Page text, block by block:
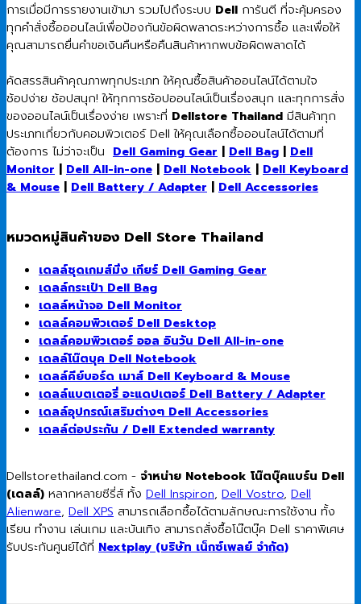
การเมื่อมีการรายงานเข้ามา รวมไปถึงระบบ Dell การันตี ที่จะคุ้มครอง
ทุกคำสั่งซื้อออนไลน์เพื่อป้องกันข้อผิดพลาดระหว่างการซื้อ และเพื่อให้
คุณสามารถยื่นคำขอเงินคืนหรือคืนสินค้าหากพบข้อผิดพลาดได้
คัดสรรสินค้าคุณภาพทุกประเภท ให้คุณซื้อสินค้าออนไลน์ได้ตามใจ
ช้อปง่าย ช้อปสนุก! ให้ทุกการช้อปออนไลน์เป็นเรื่องสนุก และทุกการสั่ง
ของออนไลน์เป็นเรื่องง่าย เพราะที่ Dellstore Thailand มีสินค้าทุก
ประเภทเกี่ยวกับคอมพิวเตอร์ Dell ให้คุณเลือกซื้อออนไลน์ได้ตามที่
ต้องการ ไม่ว่าจะเป็น Dell Gaming Gear | Dell Bag | Dell
Monitor | Dell All-in-one | Dell Notebook | Dell Keyboard
& Mouse | Dell Battery / Adapter | Dell Accessories
หมวดหมู่สินค้าของ Dell Store Thailand
เดลล์ชุดเกมส์มิ่ง เกียร์ Dell Gaming Gear
เดลล์กระเป๋า Dell Bag
เดลล์หน้าจอ Dell Monitor
เดลล์คอมพิวเตอร์ Dell Desktop
เดลล์คอมพิวเตอร์ ออล อินวัน Dell All-in-one
เดลล์โน๊ตบุค Dell Notebook
เดลล์คีย์บอร์ด เมาส์ Dell Keyboard & Mouse
เดลล์แบตเตอรี่ อะแดปเตอร์ Dell Battery / Adapter
เดลล์อุปกรณ์เสริมต่างๆ Dell Accessories
เดลล์ต่อประกัน / Dell Extended warranty
Dellstorethailand.com - จำหน่าย Notebook โน๊ตบุ๊คแบร์น Dell
(เดลล์) หลากหลายซีรี่ส์ ทั้ง Dell Inspiron, Dell Vostro, Dell
Alienware, Dell XPS สามารถเลือกซื้อได้ตามลักษณะการใช้งาน ทั้ง
เรียน ทำงาน เล่นเกม และบันเทิง สามารถสั่งซื้อโน๊ตบุ๊ค Dell ราคาพิเศษ
รับประกันศูนย์ได้ที่ Nextplay (บริษัท เน็กซ์เพลย์ จำกัด)